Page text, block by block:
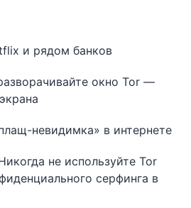
и рядом банков
окно Tor —
невидимка» в интернете
не используйте Tor
серфинга в